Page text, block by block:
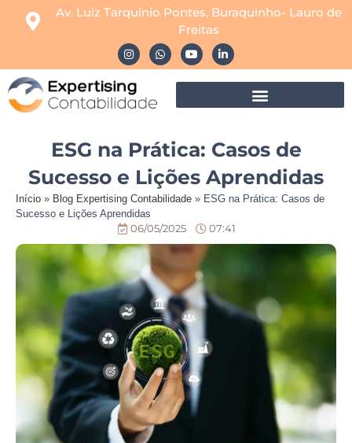
Av. Luiz Tarquínio Pontes, Buraquinho- Lauro de
Freitas
ESG na Prática: Casos de
Sucesso e Lições Aprendidas
Início » Blog Expertising Contabilidade » ESG na Prática: Casos de
Sucesso e Lições Aprendidas
06/05/2025 07:41